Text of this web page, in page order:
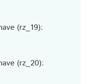
(rz_19):
(rz_20):